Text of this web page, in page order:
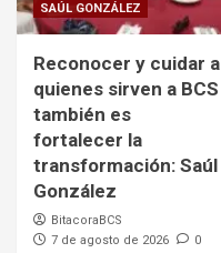
SAÚL GONZÁLEZ
Reconocer y cuidar a
quienes sirven a BCS
también es
fortalecer la
transformación: Saúl
González
BitacoraBCS
7 de agosto de 2026
0